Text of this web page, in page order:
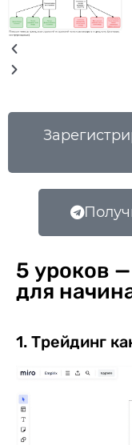
5 уроков
для
1. Трейдинг